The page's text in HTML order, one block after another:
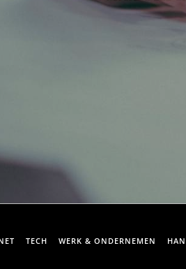
TECH WERK & ONDERNEMEN